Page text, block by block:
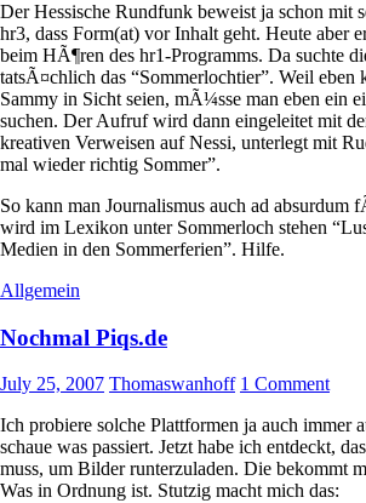
Der Hessische Rundfunk beweist ja schon mit
hr3, dass Form(at) vor Inhalt geht. Heute aber
beim HÃ¶ren des hr1-Programms. Da suchte
tatsÃ¤chlich das “Sommerlochtier”. Weil eben
Sammy in Sicht seien, mÃ¼sse man eben ein
suchen. Der Aufruf wird dann eingeleitet mit
kreativen Verweisen auf Nessi, unterlegt mit
mal wieder richtig Sommer”.
So kann man Journalismus auch ad absurdum
wird im Lexikon unter Sommerloch stehen
Medien in den Sommerferien”. Hilfe.
Allgemein
Nochmal Piqs.de
July 25, 2007 Thomaswanhoff 1 Comment
Ich probiere solche Plattformen ja auch immer
schaue was passiert. Jetzt habe ich entdeckt,
muss, um Bilder runterzuladen. Die bekommt
Was in Ordnung ist. Stutzig macht mich das: